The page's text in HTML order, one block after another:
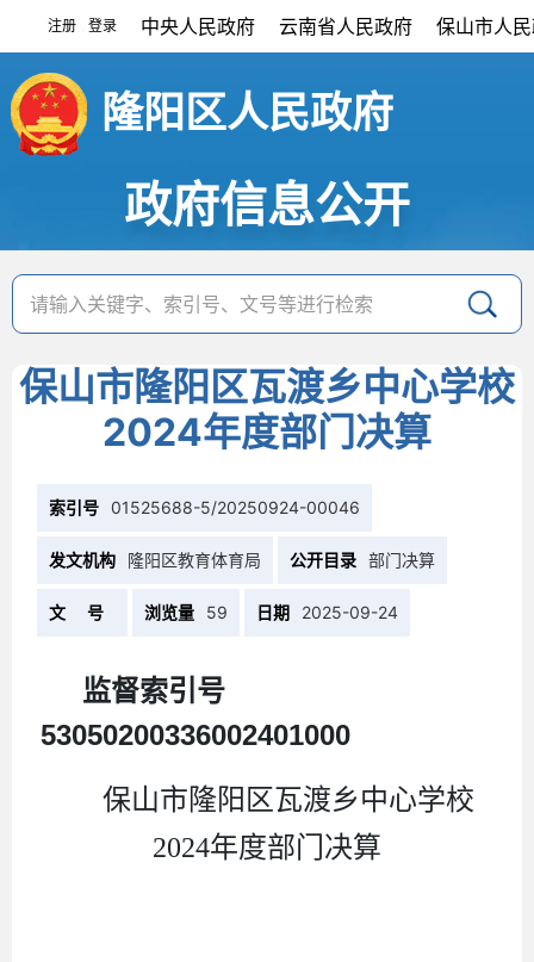
注册 登录 中央人民政府 云南省人民政府 保山市人
隆阳区人民政府
政府信息公开
保山市隆阳区瓦渡乡中心学校
2024年度部门决算
索引号 01525688-5/20250924-00046
发文机构 隆阳区教育体育局 公开目录 部门决算
文 号 浏览量 59 日期 2025-09-24
监督索引号
53050200336002401000
保山市隆阳区瓦渡乡中心学校
2024年度部门决算